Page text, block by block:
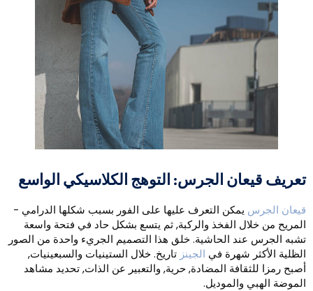
قيعان الجرس: التوهج الكلاسيكي الواسع
الجرسيمكن التعرف عليها على الفور بسبب شكلها الدرامي -
من خلال الفخذ والركبة, ثم يتسع بشكل حاد في فتحة واسعة
الجرس عند الحاشية. خلق هذا التصميم الجريء واحدة من الصور
الأكثر شهرة فيالجينزتاريخ. خلال الستينيات والسبعينيات,
رمزا للثقافة المضادة, حرية, والتعبير عن الذات, تحديد مشاهد
الهبي والموديل.